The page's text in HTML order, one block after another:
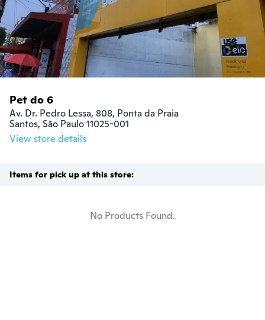
Pet do 6
Av. Dr. Pedro Lessa, 808, Ponta da Praia
Santos, São Paulo 11025-001
View store details
Items for pick up at this store:
No Products Found.